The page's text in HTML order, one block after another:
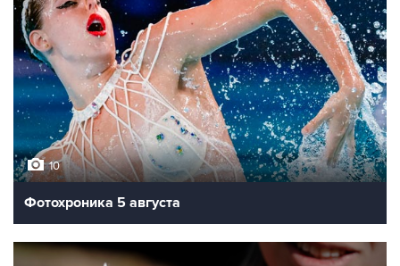
10
Фотохроника 5 августа